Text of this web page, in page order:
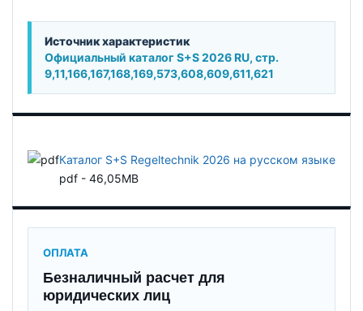
Источник характеристик
Официальный каталог S+S 2026 RU, стр.
9,11,166,167,168,169,573,608,609,611,621
Каталог S+S Regeltechnik 2026 на русском языке
pdf - 46,05MB
ОПЛАТА
Безналичный расчет для
юридических лиц